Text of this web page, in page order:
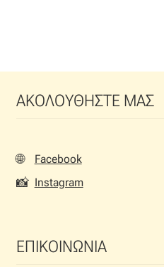
ΑΚΟΛΟΥΘΗΣΤΕ ΜΑΣ
🌐 Facebook
📸 Instagram
ΕΠΙΚΟΙΝΩΝΙΑ